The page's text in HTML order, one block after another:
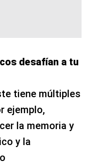
desafían a tu
tiene múltiples
ejemplo,
la memoria y
y la